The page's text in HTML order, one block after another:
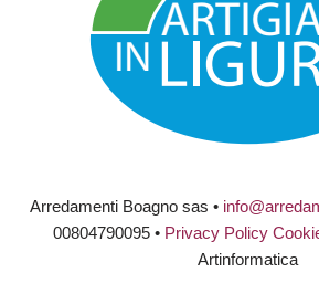
Arredamenti Boagno sas •
00804790095 • Privacy Policy
Artinformatica